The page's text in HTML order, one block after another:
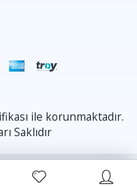
ile korunmaktadır.
Saklıdır